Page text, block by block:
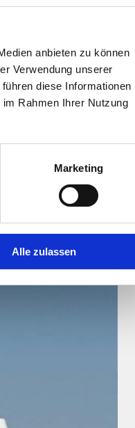
anbieten zu können
Verwendung unserer
diese Informationen
Rahmen Ihrer Nutzung
Marketing
Alle zulassen